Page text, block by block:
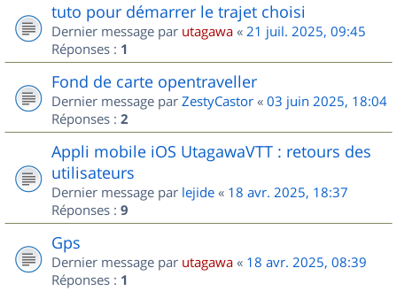
tuto pour démarrer le trajet choisi
Dernier message par utagawa « 21 juil. 2025, 09:45
Réponses : 1
Fond de carte opentraveller
Dernier message par ZestyCastor « 03 juin 2025, 18:04
Réponses : 2
Appli mobile iOS UtagawaVTT : retours des
utilisateurs
Dernier message par lejide « 18 avr. 2025, 18:37
Réponses : 9
Gps
Dernier message par utagawa « 18 avr. 2025, 08:39
Réponses : 1